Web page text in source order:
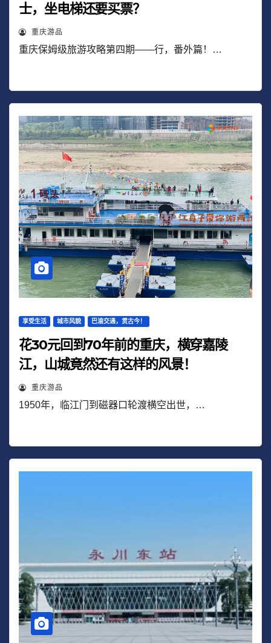
士，坐电梯还要买票？
重庆游品
重庆保姆级旅游攻略第四期——行，番外篇！…
享受生活 城市风貌 巴渝交通，贯古今！
花30元回到70年前的重庆，横穿嘉陵
江，山城竟然还有这样的风景！
重庆游品
1950年，临江门到磁器口轮渡横空出世，…